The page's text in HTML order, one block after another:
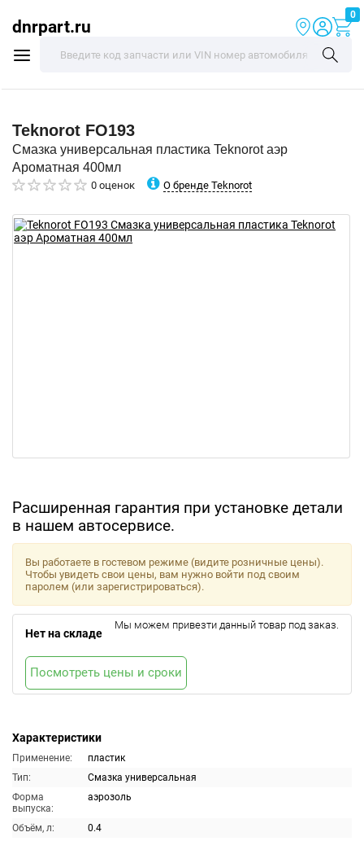
dnrpart.ru
0
Teknorot FO193
Смазка универсальная пластика Teknorot аэр
Ароматная 400мл
0 оценок О бренде Teknorot
Расширенная гарантия при установке детали
в нашем автосервисе.
Характеристики
Применение:
пластик
Тип:
Смазка универсальная
Форма
выпуска:
аэрозоль
Объём, л:
0.4
Вы работаете в гостевом режиме (видите розничные цены).
Чтобы увидеть свои цены, вам нужно войти под своим
паролем (или зарегистрироваться).
Нет на складе
Мы можем привезти данный товар под заказ.
Посмотреть цены и сроки